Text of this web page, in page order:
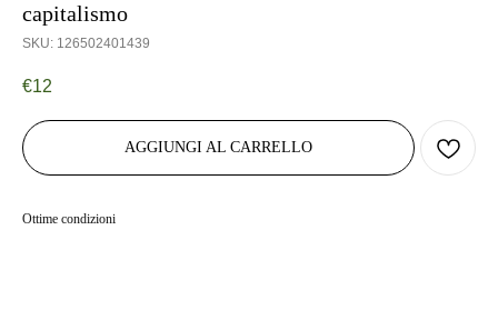
capitalismo
SKU: 126502401439
€12
AGGIUNGI AL CARRELLO
Ottime condizioni